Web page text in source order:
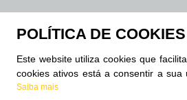
POLÍTICA DE COOKIES
Este website utiliza cookies que
cookies ativos está a consentir a sua
Saiba mais